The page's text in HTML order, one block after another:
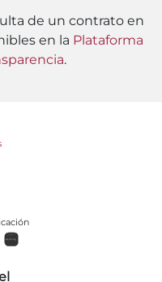
de un contrato en
en la Plataforma
.